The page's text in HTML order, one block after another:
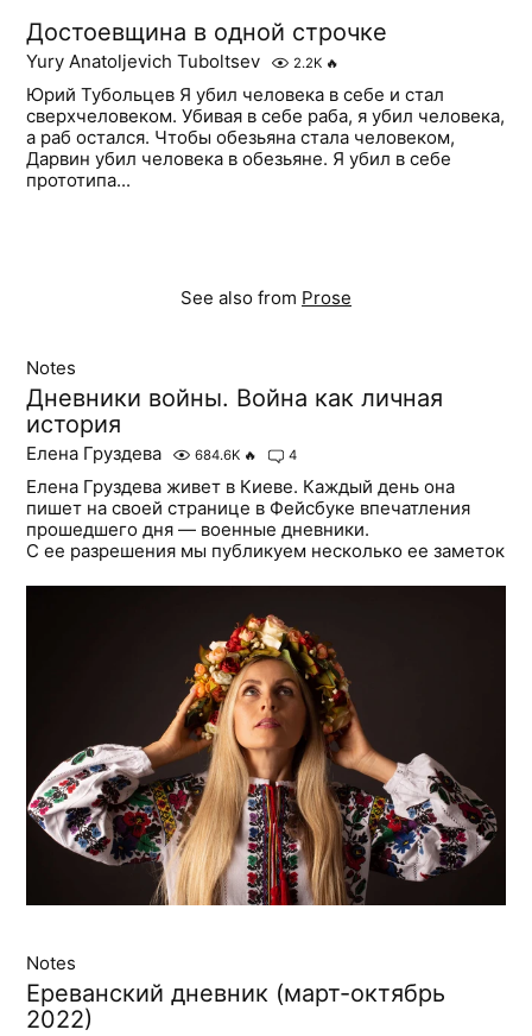
Достоевщина в одной строчке
Yury Anatoljevich Tuboltsev 2.2K 🔥
Юрий Тубольцев Я убил человека в себе и стал
сверхчеловеком. Убивая в себе раба, я убил человека,
а раб остался. Чтобы обезьяна стала человеком,
Дарвин убил человека в обезьяне. Я убил в себе
прототипа...
See also from Prose
Notes
Дневники войны. Война как личная
история
Елена Груздева 684.6K 🔥 4
Елена Груздева живет в Киеве. Каждый день она
пишет на своей странице в Фейсбуке впечатления
прошедшего дня — военные дневники.
С ее разрешения мы публикуем несколько ее заметок
Notes
Ереванский дневник (март-октябрь
2022)